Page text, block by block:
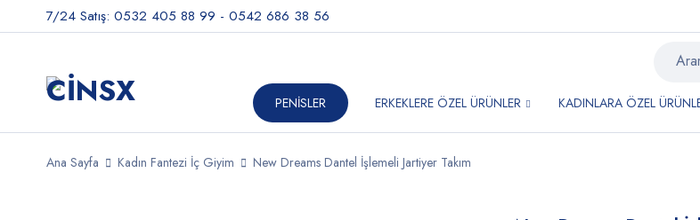
7/24 Satış: 0532 405 88 99 - 0542 686 38 56
PENİSLER ERKEKLERE ÖZEL ÜRÜNLER KADINLARA ÖZEL
Ana Sayfa Kadın Fantezi İç Giyim New Dreams Dantel İşlemeli Jartiyer Takım